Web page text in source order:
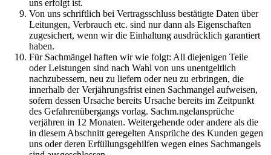
uns erfolgt ist.
Von uns schriftlich bei Vertragsschluss bestätigte Daten über
Leitungen, Verbrauch etc. sind nur dann als Eigenschaften
zugesichert, wenn wir die Einhaltung ausdrücklich garantiert
haben.
Für Sachmängel haften wir wie folgt: All diejenigen Teile
oder Leistungen sind nach Wahl von uns unentgeltlich
nachzubessern, neu zu liefern oder neu zu erbringen, die
innerhalb der Verjährungsfrist einen Sachmangel aufweisen,
sofern dessen Ursache bereits Ursache bereits im Zeitpunkt
des Gefahrenübergangs vorlag. Sachm.ngelansprüche
verjähren in 12 Monaten. Weitergehende oder andere als die
in diesem Abschnitt geregelten Ansprüche des Kunden gegen
uns oder deren Erfüllungsgehilfen wegen eines Sachmangels